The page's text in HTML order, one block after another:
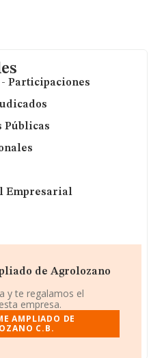
Participaciones
Públicas
Empresarial
de Agrolozano
y te regalamos el
empresa.
AMPLIADO DE
C.B.